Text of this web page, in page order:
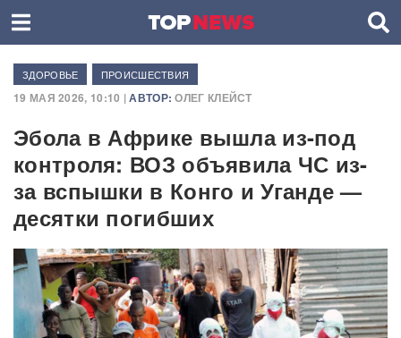
ЗДОРОВЬЕ ПРОИСШЕСТВИЯ
19 МАЯ 2026, 10:10 |АВТОР: ОЛЕГ КЛЕЙСТ
Эбола в Африке вышла из-под
контроля: ВОЗ объявила ЧС из-
за вспышки в Конго и Уганде —
десятки погибших